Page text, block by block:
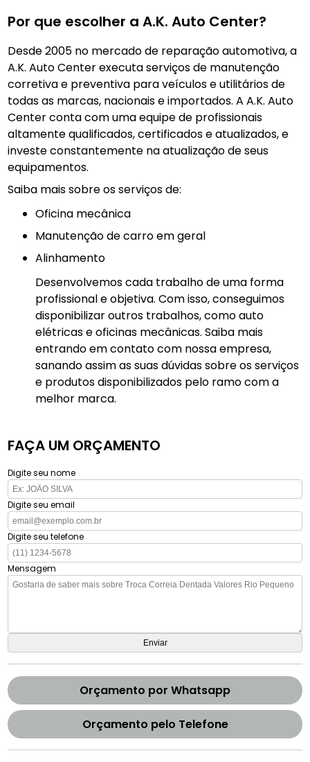
Por que escolher a A.K. Auto Center?
Desde 2005 no mercado de reparação automotiva, a
A.K. Auto Center executa serviços de manutenção
corretiva e preventiva para veículos e utilitários de
todas as marcas, nacionais e importados. A A.K. Auto
Center conta com uma equipe de profissionais
altamente qualificados, certificados e atualizados, e
investe constantemente na atualização de seus
equipamentos.
Saiba mais sobre os serviços de:
Oficina mecânica
manutenção de carro em geral
Alinhamento
Desenvolvemos cada trabalho de uma forma
profissional e objetiva. Com isso, conseguimos
disponibilizar outros trabalhos, como auto
elétricas e oficinas mecânicas. Saiba mais
entrando em contato com nossa empresa,
sanando assim as suas dúvidas sobre os serviços
e produtos disponibilizados pelo ramo com a
melhor marca.
FAÇA UM ORÇAMENTO
Digite seu nome
Digite seu email
Digite seu telefone
Mensagem
Orçamento por Whatsapp
Orçamento pelo Telefone